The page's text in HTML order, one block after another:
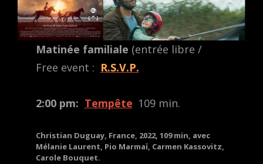
Matinée familiale (entrée libre /
Free event : R.S.V.P.
2:00 pm: Tempête 109 min.
Christian Duguay, France, 2022, 109 min, avec
Mélanie Laurent, Pio Marmaï, Carmen Kassovitz,
Carole Bouquet.